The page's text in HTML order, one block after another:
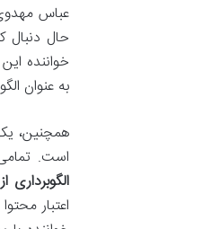
عباس
حال
خواننده
به عنوان
همچنین،
است.
الگوبرداری
اعتبار